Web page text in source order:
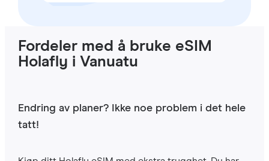
Fordeler med å bruke eSIM
Holafly i Vanuatu
Endring av planer? Ikke noe problem i det hele
tatt!